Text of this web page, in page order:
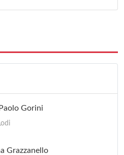
Gorini
Grazzanello